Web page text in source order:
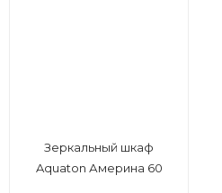
Зеркальный шкаф
Aquaton Америна 60